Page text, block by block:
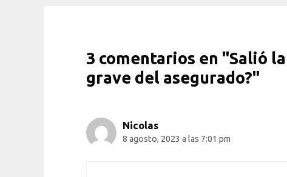
3 comentarios en "Salió
grave del asegurado?"
Nicolas
8 agosto, 2023 a las 7:01 pm